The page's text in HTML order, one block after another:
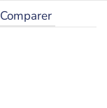
Comparer